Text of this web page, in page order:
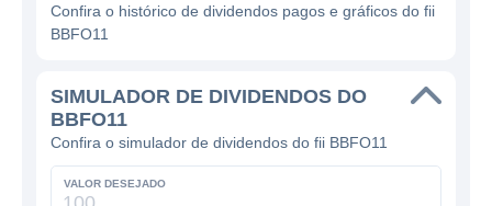
Confira o histórico de dividendos pagos e gráficos do fii
BBFO11
SIMULADOR DE DIVIDENDOS DO
BBFO11
Confira o simulador de dividendos do fii BBFO11
VALOR DESEJADO